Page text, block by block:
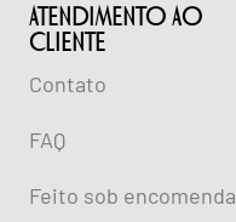
ATENDIMENTO AO
CLIENTE
Contato
FAQ
Feito sob encomenda